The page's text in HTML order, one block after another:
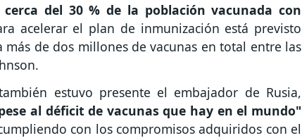
cerca del 30 % de la población vacunada con
acelerar el plan de inmunización está previsto
de dos millones de vacunas en total entre las
estuvo presente el embajador de Rusia,
al déficit de vacunas que hay en el mundo"
con los compromisos adquiridos con el